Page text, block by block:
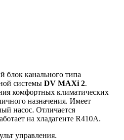
блок канального типа
системы DV MAXi 2.
комфортных климатических
назначения. Имеет
насос. Отличается
на хладагенте R410A.
управления.